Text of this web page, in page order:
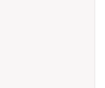
ン等により変動す
は理由の如何にか